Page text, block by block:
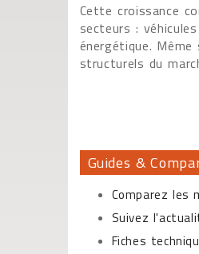
Cette croissance
secteurs :
énergétique.
structurels du
Guides &
Comparez
Suivez
Fiches